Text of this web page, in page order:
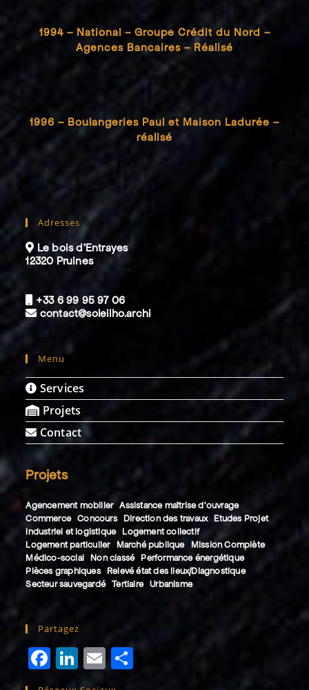
1994 – National – Groupe Crédit du Nord –
Agences Bancaires – Réalisé
1996 – Boulangeries Paul et Maison Ladurée –
réalisé
Adresses
Le bois d’Entrayes
12320 Pruines
+33 6 99 95 97 06
contact@soleilho.archi
Menu
Services
Projets
Contact
Projets
Agencement mobilier
Assistance maîtrise d'ouvrage
Commerce
Concours Direction des travaux
Etudes Projet
Industriel et logistique
Logement collectif
Logement particulier
Marché publique
Mission Complète
Médico-social
Non classé
Performance énergétique
Pièces graphiques
Relevé état des lieux/Diagnostique
Secteur sauvegardé
Tertiaire Urbanisme
Partagez
F Li
n
E
m
P